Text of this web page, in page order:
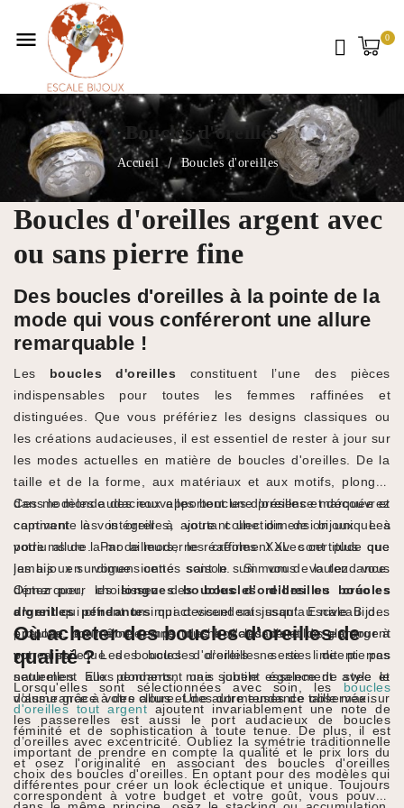
menu
Boucles d'oreilles
Accueil Boucles d'oreilles
Boucles d'oreilles argent avec
ou sans pierre fine
Des boucles d'oreilles à la pointe de la
mode qui vous conféreront une allure
remarquable !
Les boucles d'oreilles constituent l’une des pièces
indispensables pour toutes les femmes raffinées et
distinguées. Que vous préfériez les designs classiques ou
les créations audacieuses, il est essentiel de rester à jour sur
les modes actuelles en matière de boucles d'oreilles. De la
taille et de la forme, aux matériaux et aux motifs, plongez
dans le monde des nouvelles boucles d'oreilles et découvrez
comment les intégrer à votre collection de bijoux. Les
podiums de la mode moderne réaffirment avec certitude que
les bijoux surdimensionnés sont le summum de la tendance.
Optez pour leslongues boucles d’oreillesou boucles
d'oreilles pendantesqui descendent jusqu'au niveau des
épaules, pour ajouter une touche d'audace et de glamour à
votre style. Les boucles d'oreilles ne se limitent pas
seulement aux pendants, mais jouent également avec le
volume grâce à des clous et des dormeuses de taille maxi.
Ces modèles audacieux apportent une présence marquée et
captivante à vos oreilles, ajoutant une dimension unique à
votre allure. Par ailleurs, les créoles XXL sont plus que
jamais en vogue cette saison. Si vous voulez vous
démarquer, choisissez desboucles d’oreilles créoles
argentqui offrent un impact visuel saisissant. Escale Bijoux
propose, en même temps, des boucles d’oreilles en argent
pur ainsi que des boucles d’oreilles serties de pierres
naturelles. Elles donneront une subtile essence de style et
d’assurance à votre allure. Une autre tendance observée sur
les passerelles est aussi le port audacieux de boucles
d’oreilles avec excentricité. Oubliez la symétrie traditionnelle
et osez l'originalité en associant des boucles d'oreilles
différentes pour créer un look éclectique et unique. Toujours
Où acheter des boucles d'oreilles de
qualité ?
Lorsqu'elles sont sélectionnées avec soin, les boucles
d'oreilles tout argent ajoutent invariablement une note de
féminité et de sophistication à toute tenue. De plus, il est
important de prendre en compte la qualité et le prix lors du
choix des boucles d'oreilles. En optant pour des modèles qui
correspondent à votre budget et votre goût, vous pouvez